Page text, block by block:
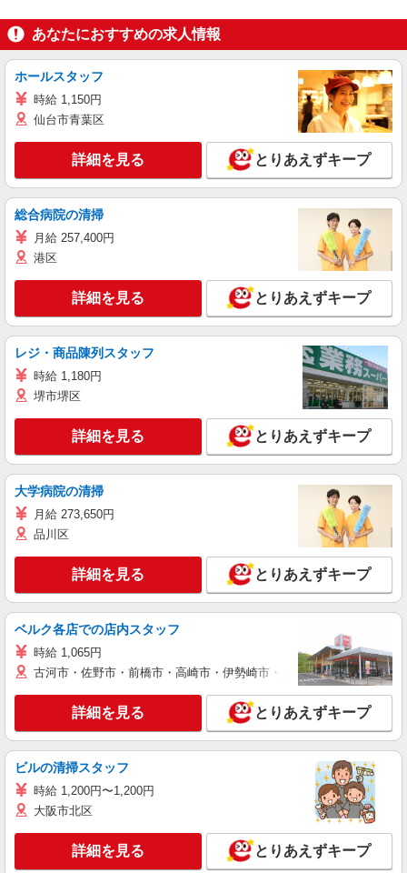
あなたにおすすめの求人情報
ホールスタッフ
時給 1,150円
仙台市青葉区
詳細を見る とりあえずキープ
総合病院の清掃
月給 257,400円
港区
詳細を見る とりあえずキープ
レジ・商品陳列スタッフ
時給 1,180円
堺市堺区
詳細を見る とりあえずキープ
大学病院の清掃
月給 273,650円
品川区
詳細を見る とりあえずキープ
ベルク各店での店内スタッフ
時給 1,065円
古河市・佐野市・前橋市・高崎市・伊勢崎市・太田市・館林市・藤
詳細を見る とりあえずキープ
ビルの清掃スタッフ
時給 1,200円〜1,200円
大阪市北区
詳細を見る とりあえずキープ